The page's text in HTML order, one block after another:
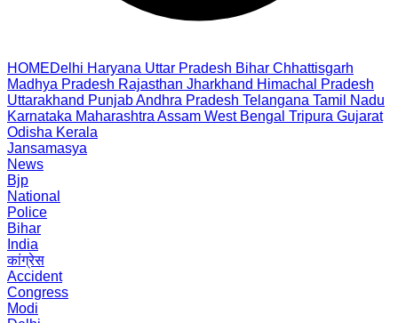
HOMEDelhi Haryana Uttar Pradesh Bihar Chhattisgarh
Madhya Pradesh Rajasthan Jharkhand Himachal Pradesh
Uttarakhand PunjabAndhra Pradesh Telangana Tamil Nadu
Karnataka Maharashtra Assam West Bengal Tripura Gujarat
Odisha Kerala
Jansamasya
News
Bjp
National
Police
Bihar
India
कांग्रेस
Accident
Congress
Modi